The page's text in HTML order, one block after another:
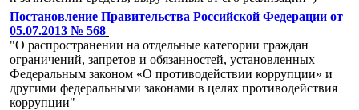
Постановление Правительства Российской Федерации от
05.07.2013 № 568
"О распространении на отдельные категории граждан
ограничений, запретов и обязанностей, установленных
Федеральным законом «О противодействии коррупции» и
другими федеральными законами в целях противодействия
коррупции"